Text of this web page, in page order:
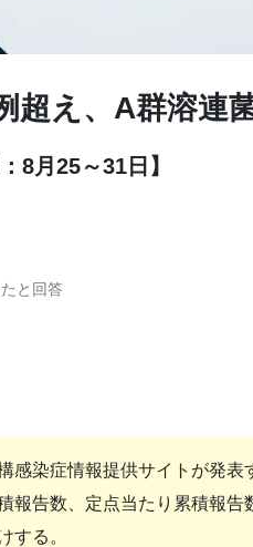
超え、A群溶連
8月25～31日】
と回答
染症情報提供サイトが発表
報告数、定点当たり累積報
する。